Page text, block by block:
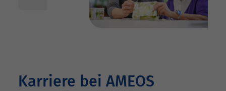
Karriere bei AMEOS